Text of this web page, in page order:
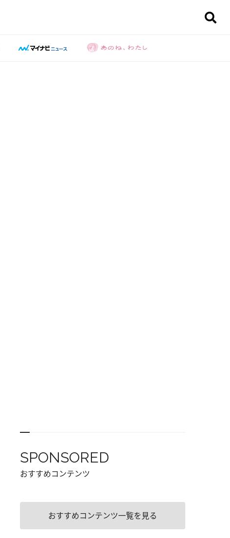
SPONSORED
おすすめコンテンツ
おすすめコンテンツ一覧を見る